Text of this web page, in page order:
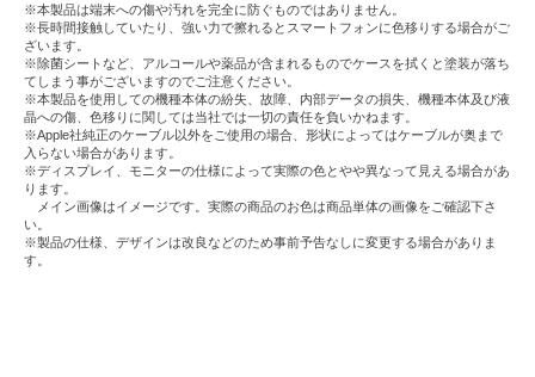
※本製品は端末への傷や汚れを完全に防ぐものではありません。
※長時間接触していたり、強い力で擦れるとスマートフォンに色移りする場合がご
ざいます。
※除菌シートなど、アルコールや薬品が含まれるものでケースを拭くと塗装が落ち
てしまう事がございますのでご注意ください。
※本製品を使用しての機種本体の紛失、故障、内部データの損失、機種本体及び液
晶への傷、色移りに関しては当社では一切の責任を負いかねます。
※Apple社純正のケーブル以外をご使用の場合、形状によってはケーブルが奥まで
入らない場合があります。
※ディスプレイ、モニターの仕様によって実際の色とやや異なって見える場合があ
ります。
メイン画像はイメージです。実際の商品のお色は商品単体の画像をご確認下さ
い。
※製品の仕様、デザインは改良などのため事前予告なしに変更する場合がありま
す。